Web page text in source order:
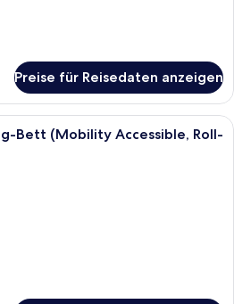
Preise für Reisedaten anzeigen
Ein modernes Hotelzimmer mit
Bett (Mobility Accessible, Roll-